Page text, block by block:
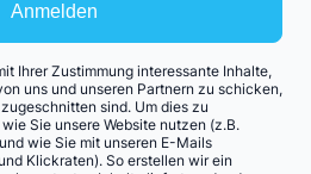
Anmelden
Ihrer Zustimmung interessante Inhalte,
uns und unseren Partnern zu schicken,
sind. Um dies zu
Sie unsere Website nutzen (z.B.
wie Sie mit unseren E-Mails
Klickraten). So erstellen wir ein